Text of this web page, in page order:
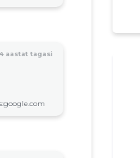
4 aastat tagasi